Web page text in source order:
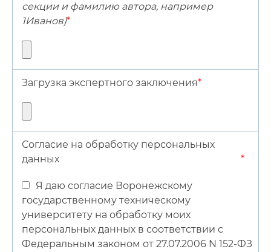
секции и фамилию автора, например
1Иванов)*
Загрузка экспертного заключения*
Согласие на обработку персональных
данных *
Я даю согласие Воронежскому
государственному техническому
университету на обработку моих
персональных данных в соответствии с
Федеральным законом от 27.07.2006 N 152-ФЗ